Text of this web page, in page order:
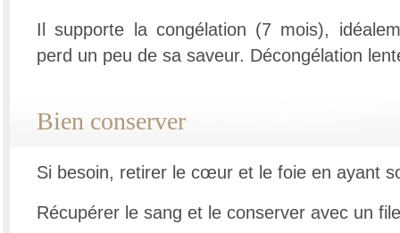
Il supporte la congélation (7 mois),
perd un peu de sa saveur. Décongélation
Bien conserver
Si besoin, retirer le cœur et le foie en ayant
Récupérer le sang et le conserver avec un